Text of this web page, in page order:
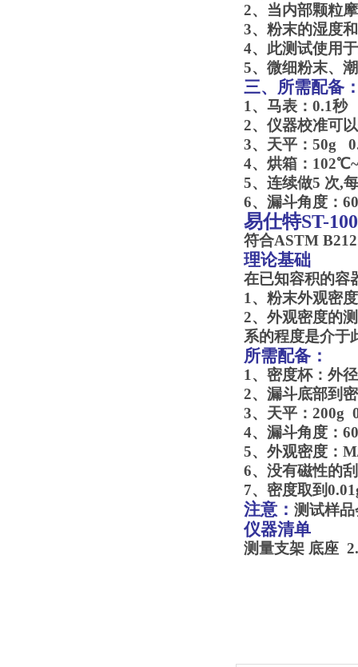
2、当内部颗粒
3、粉末的湿度
4、此测试使用
5、微细粉末、
三、 所需配备
1 、马表：0.1秒
2、仪器校准可
3、天平：50g
4、烘
5、连续
6、漏斗角度：
易仕特ST-
符合ASTM
理论基础
在已知容积的容
1 、粉末外观密
2、外观密度的
系的程度是介于
所需配备：
1 、密度杯：外
2、漏斗底部到
3、天
4、漏斗角度：
5、外
6、没有磁性的
7、密度取到
注意： 测试样
仪器清单
测量支架 底座